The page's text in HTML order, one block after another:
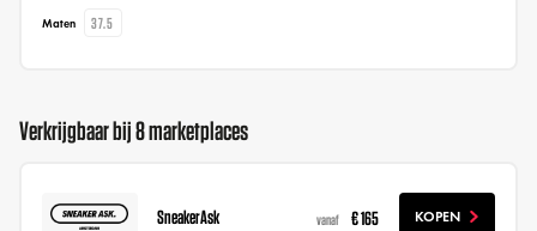
Maten 37.5
Verkrijgbaar bij 8 marketplaces
SneakerAsk vanaf € 165 KOPEN